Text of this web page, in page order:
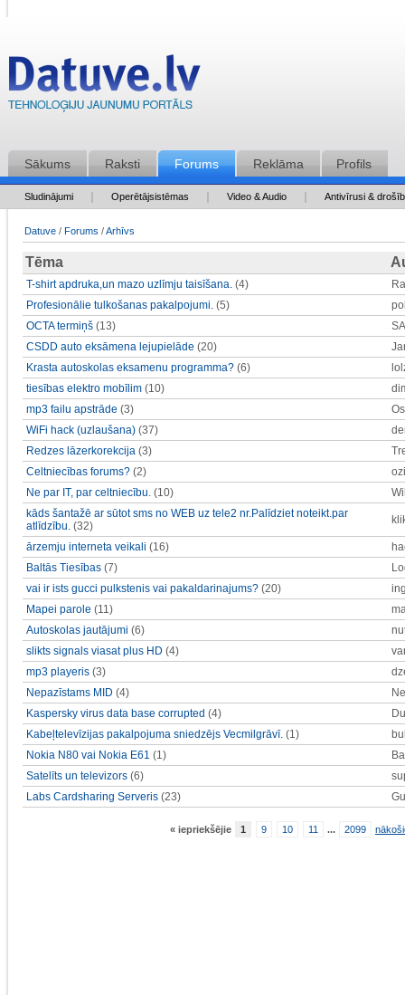
Sākums Raksti Forums Reklāma Profils
Sludinājumi Operētājsistēmas Video & Audio Antivīrusi &
Datuve / Forums /Arhīvs
Tēma
T-shirt apdruka,un mazo uzlīmju taisīšana. (4)
Profesionālie tulkošanas pakalpojumi. (5)
OCTA termiņš (13)
CSDD auto eksāmena lejupielāde (20)
Krasta autoskolas eksamenu programma? (6)
tiesības elektro mobīlim (10)
mp3 failu apstrāde (3)
WiFi hack (uzlaušana) (37)
Redzes lāzerkorekcija (3)
Celtniecības forums? (2)
Ne par IT, par celtniecību. (10)
kāds šantažē ar sūtot sms no WEB uz tele2 nr.Palīdziet noteikt.par
atlīdzību. (32)
ārzemju interneta veikali (16)
Baltās Tiesības (7)
vai ir ists gucci pulkstenis vai pakaldarinajums? (20)
Mapei parole (11)
Autoskolas jautājumi (6)
slikts signals viasat plus HD (4)
mp3 playeris (3)
Nepazīstams MID (4)
Kaspersky virus data base corrupted (4)
Kabeļtelevīzijas pakalpojuma sniedzējs Vecmilgrāvī. (1)
Nokia N80 vai Nokia E61 (1)
Satelīts un televizors (6)
Labs Cardsharing Serveris (23)
« iepriekšējie 1 9 10 11 ... 2099